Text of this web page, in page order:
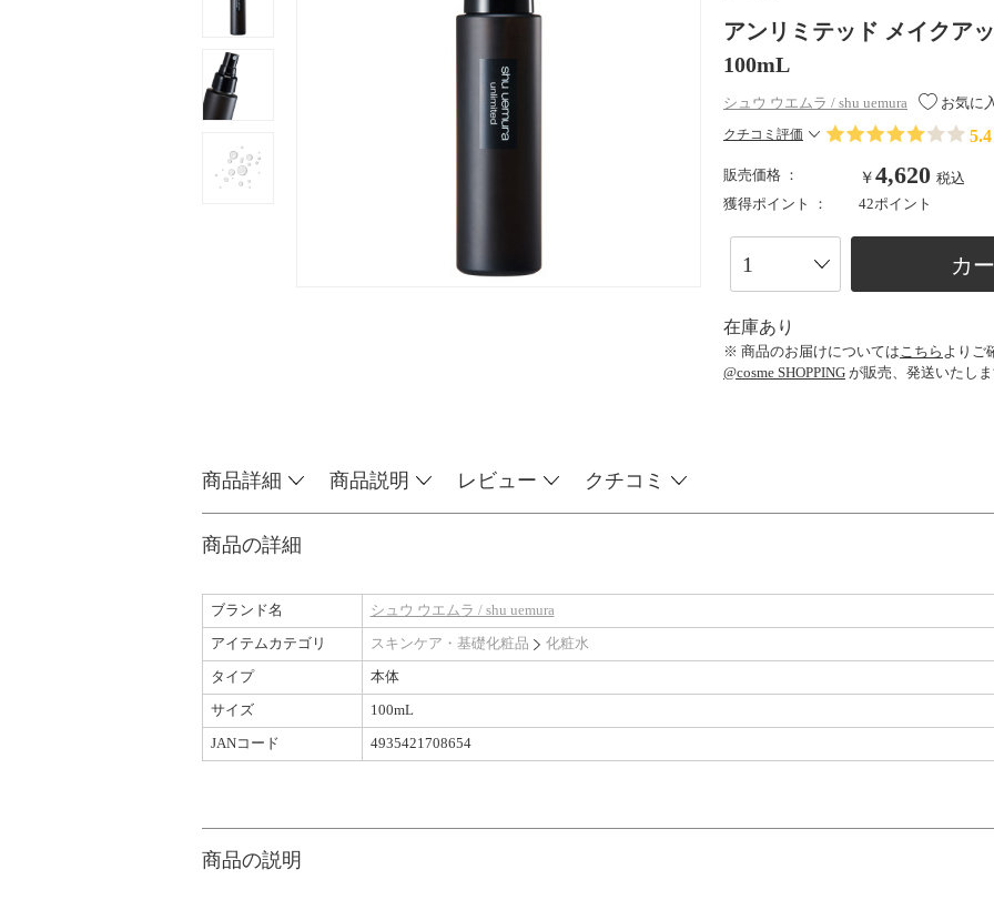
アンリミテッド メイクア
100mL
シュウ ウエムラ / shu uemura お気に
クチコミ評価 5.4
販売価格 ： ￥4,620 税込
獲得ポイント ：
42ポイント
カ
在庫あり
※ 商品のお届けについては こちら よりご
@cosme SHOPPING が販売、発送いたし
商品詳細 商品説明 レビュー クチコミ
商品の詳細
ブランド名
シュウ ウエムラ / shu uemura
アイテムカテゴリ
スキンケア・基礎化粧品
化粧水
タイプ
本体
サイズ
100mL
JANコード
4935421708654
商品の説明